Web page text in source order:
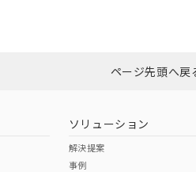
ダウンロードはこちら
（日本
（アメリカ
ページ先頭へ戻
ソリューション
解決提案
事例